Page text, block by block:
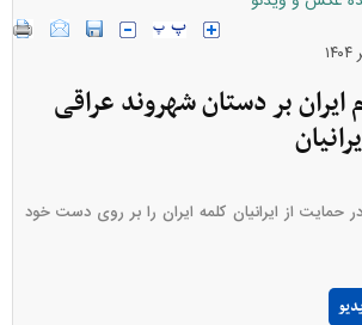
ایران بر دستان شهروند عراقی
حمایت از ایرانیان کلمه ایران را بر روی دست خود
Play